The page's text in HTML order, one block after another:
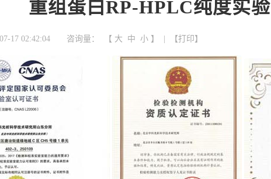
重组蛋白RP-HPLC纯度实验
17 02:42:04 咨询量： 【 大 中 小 】 | 【打印 】